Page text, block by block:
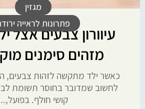
מגזין
פתרונות לראייה
עיוורון צבעים אצל
מזהים סימנים
כאשר ילד מתקשה לזהות צבעים,
לחשוב שמדובר בחוסר תשומת לב,
קושי חולף.